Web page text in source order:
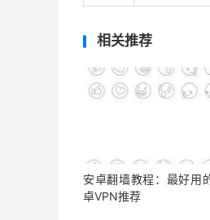
相关推荐
安卓翻墙教程：最好用
卓VPN推荐